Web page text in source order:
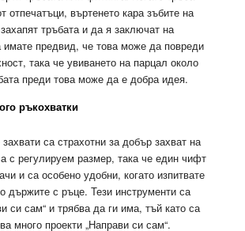
отпечатъци, въртенето кара зъбите на
тръбата и да я заключат на
имате предвид, че това може да повреди
така че увиването на парцал около
преди това може да е добра идея.
ръкохватки
са страхотни за добър захват на
с регулируем размер, така че един чифт
и са особено удобни, когато изпитвате
държите с ръце. Тези инструменти са
си сам“ и трябва да ги има, тъй като са
много проекти „Направи си сам“.